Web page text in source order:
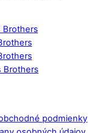
Brothers
Brothers
podmienky